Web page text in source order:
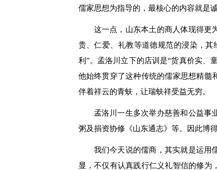
儒家思想为指导的，最核心的内容就是
这一点，山东本土的商人体现得更
贵、仁爱、礼教等道德规范的浸染，
利”。孟洛川立下的店训是“货真价实、
他始终贯穿了这种传统的儒家思想精
伴着祥云的青蚨，让瑞蚨祥受益无穷。
孟洛川一生多次举办慈善和公益事
粥及捐资协修《山东通志》等。因此博
我们今天说的儒商，其实就是运用
显，不仅有认真践行仁义礼智信的修